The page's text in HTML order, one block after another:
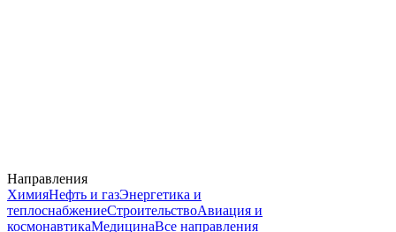
Направления
ХимияНефть и газЭнергетика и
теплоснабжениеСтроительствоАвиация и
космонавтикаМедицинаВсе направления